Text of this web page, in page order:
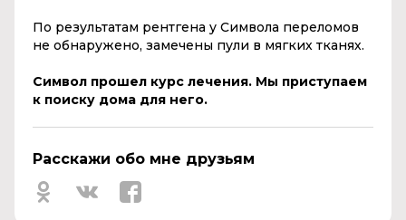
По результатам рентгена у Символа переломов
не обнаружено, замечены пули в мягких тканях.
Символ прошел курс лечения. Мы приступаем
к поиску дома для него.
Расскажи обо мне друзьям